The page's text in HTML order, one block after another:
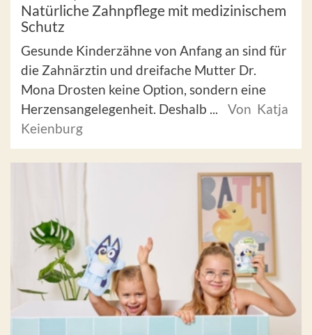
Natürliche Zahnpflege mit medizinischem
Schutz
Gesunde Kinderzähne von Anfang an sind für
die Zahnärztin und dreifache Mutter Dr.
Mona Drosten keine Option, sondern eine
Herzensangelegenheit. Deshalb ...
Von Katja
Keienburg